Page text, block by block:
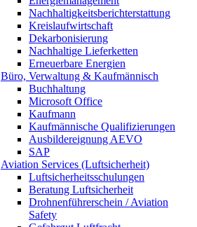
Nachhaltigkeitsberichterstattung
Kreislaufwirtschaft
Dekarbonisierung
Nachhaltige Lieferketten
Erneuerbare Energien
Büro, Verwaltung & Kaufmännisch
Buchhaltung
Microsoft Office
Kaufmann
Kaufmännische Qualifizierungen
Ausbildereignung AEVO
SAP
Aviation Services (Luftsicherheit)
Luftsicherheitsschulungen
Beratung Luftsicherheit
Drohnenführerschein / Aviation
Safety